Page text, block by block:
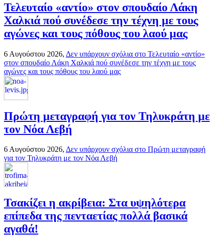
Τελευταίο «αντίο» στον σπουδαίο Λάκη
Χαλκιά πού συνέδεσε την τέχνη με τους
αγώνες και τους πόθους του λαού μας
6 Αυγούστου 2026, Δεν υπάρχουν σχόλια στο Τελευταίο «αντίο»
στον σπουδαίο Λάκη Χαλκιά πού συνέδεσε την τέχνη με τους
αγώνες και τους πόθους του λαού μας
Πρώτη μεταγραφή για τον Τηλυκράτη με
τον Νόα Λεβή
6 Αυγούστου 2026, Δεν υπάρχουν σχόλια στο Πρώτη μεταγραφή
για τον Τηλυκράτη με τον Νόα Λεβή
Τσακίζει η ακρίβεια: Στα υψηλότερα
επίπεδα της πενταετίας πολλά βασικά
αγαθά!